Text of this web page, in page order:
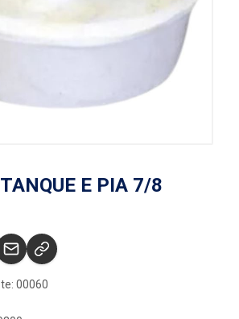
E PIA 7/8
00060